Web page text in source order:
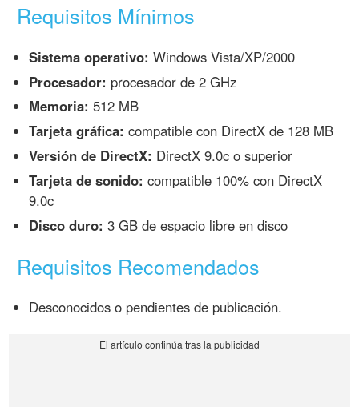
Requisitos Mínimos
Sistema operativo:Windows Vista/XP/2000
Procesador: procesador de 2 GHz
Memoria:512 MB
Tarjeta gráfica:compatible con DirectX de 128 MB
Versión de DirectX: DirectX 9.0c o superior
Tarjeta de sonido:compatible 100% con DirectX
9.0c
Disco duro:3 GB de espacio libre en disco
Requisitos Recomendados
Desconocidos o pendientes de publicación.